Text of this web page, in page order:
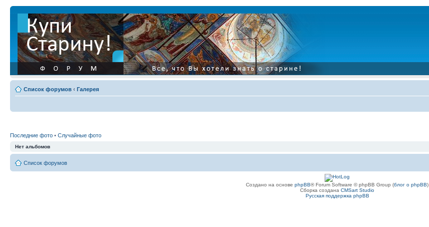
Список форумов ‹ Галерея
Последние фото • Случайные фото
Нет альбомов
Список форумов
Создано на основе phpBB® Forum Software © phpBB Group (блог о phpBB)
Сборка создана CMSart Studio
Русская поддержка phpBB